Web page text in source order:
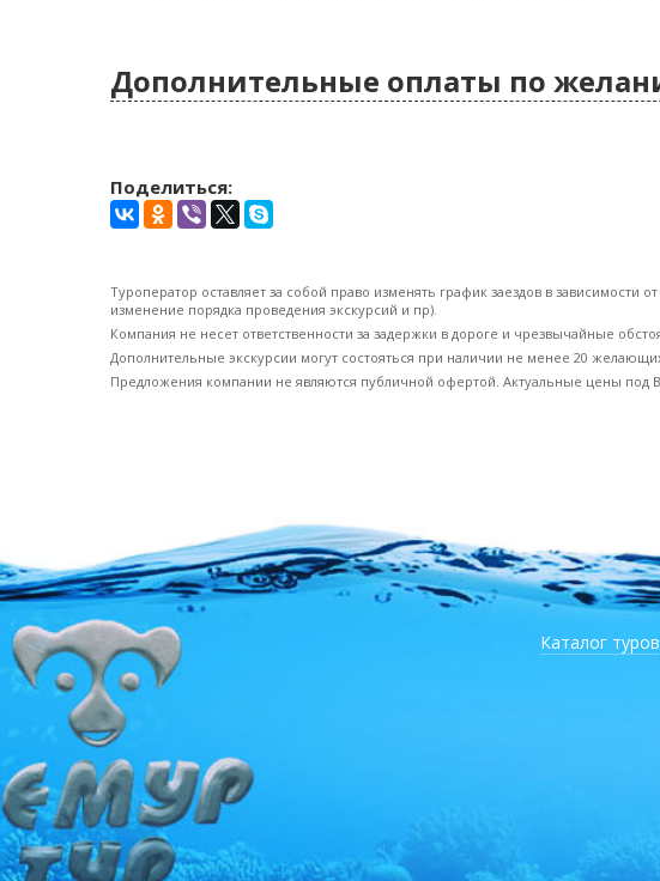
Дополнительные оплаты по
Поделиться:
Туроператор оставляет за собой право изменять график заездов в
изменение порядка проведения экскурсий и пр).
Компания не несет ответственности за задержки в дороге и чрезвычайные
Дополнительные экскурсии могут состояться при наличии не менее 20
Предложения компании не являются публичной офертой. Актуальные цены под
Каталог туров